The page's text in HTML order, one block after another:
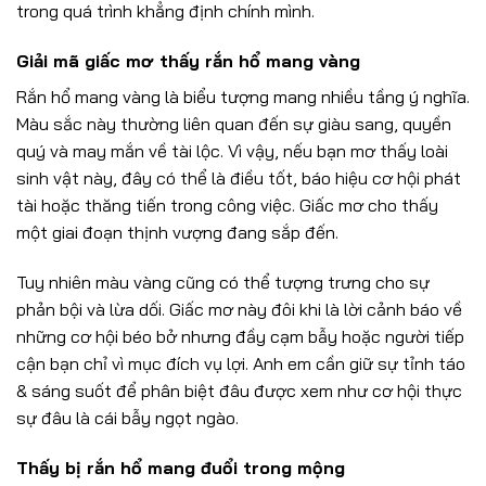
trong quá trình khẳng định chính mình.
Giải mã giấc mơ thấy rắn hổ mang vàng
Rắn hổ mang vàng là biểu tượng mang nhiều tầng ý nghĩa.
Màu sắc này thường liên quan đến sự giàu sang, quyền
quý và may mắn về tài lộc. Vì vậy, nếu bạn mơ thấy loài
sinh vật này, đây có thể là điều tốt, báo hiệu cơ hội phát
tài hoặc thăng tiến trong công việc. Giấc mơ cho thấy
một giai đoạn thịnh vượng đang sắp đến.
Tuy nhiên màu vàng cũng có thể tượng trưng cho sự
phản bội và lừa dối. Giấc mơ này đôi khi là lời cảnh báo về
những cơ hội béo bở nhưng đầy cạm bẫy hoặc người tiếp
cận bạn chỉ vì mục đích vụ lợi. Anh em cần giữ sự tỉnh táo
& sáng suốt để phân biệt đâu được xem như cơ hội thực
sự đâu là cái bẫy ngọt ngào.
Thấy bị rắn hổ mang đuổi trong mộng